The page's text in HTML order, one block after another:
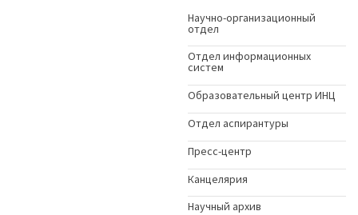
Научно-организационный
отдел
Отдел информационных
систем
Образовательный центр ИНЦ
Отдел аспирантуры
Пресс-центр
Канцелярия
Научный архив